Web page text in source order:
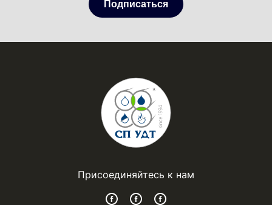
Подписаться
Присоединяйтесь к нам